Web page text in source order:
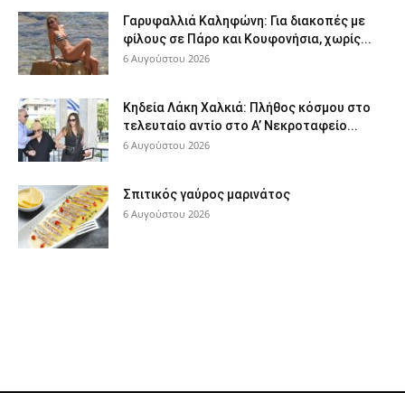
Γαρυφαλλιά Καληφώνη: Για διακοπές με
φίλους σε Πάρο και Κουφονήσια, χωρίς...
6 Αυγούστου 2026
Κηδεία Λάκη Χαλκιά: Πλήθος κόσμου στο
τελευταίο αντίο στο Α’ Νεκροταφείο...
6 Αυγούστου 2026
Σπιτικός γαύρος μαρινάτος
6 Αυγούστου 2026